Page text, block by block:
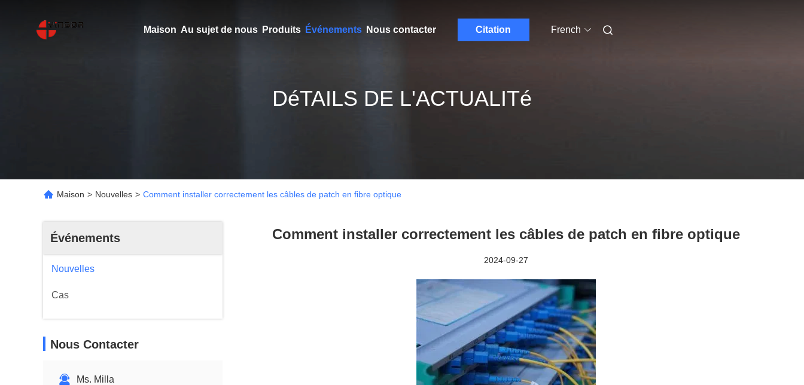
Maison Au sujet de nous Produits Événements Nous contacter Citation French
DéTAILS DE L'ACTUALITé
Maison > Nouvelles > Comment installer correctement les câbles de patch en fibre optique
Événements
Nouvelles
Cas
Nous Contacter
Ms. Milla
Comment installer correctement les câbles de patch en fibre optique
2024-09-27